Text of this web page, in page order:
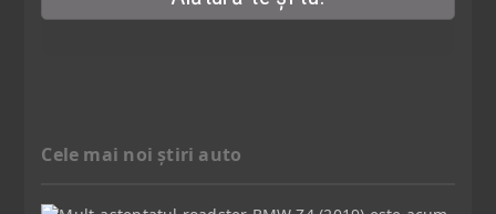
Cele mai noi știri auto